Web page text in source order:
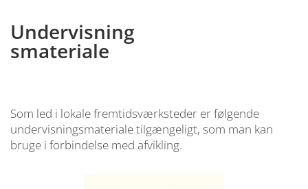
Undervisning
smateriale
Som led i lokale fremtidsværksteder er følgende
undervisningsmateriale tilgængeligt, som man kan
bruge i forbindelse med afvikling.